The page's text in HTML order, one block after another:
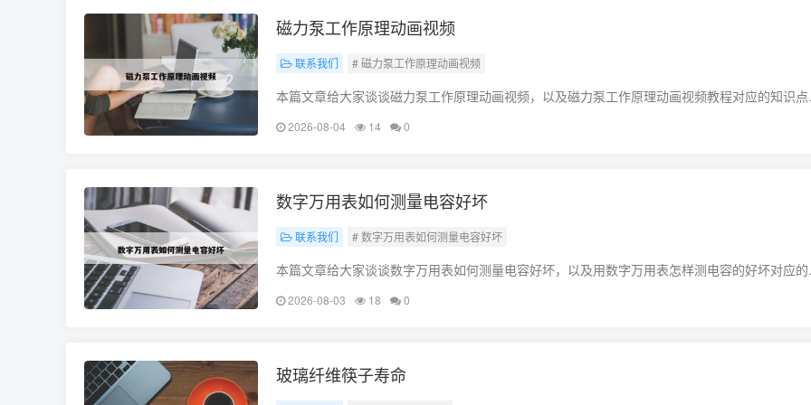
磁力泵工作原理动画视频
联系我们 # 磁力泵工作原理动画视频
本篇文章给大家谈谈磁力泵工作原理动画视频，以及磁力泵工作原理动画视频教程对应的知识
楚了!
2026-08-04 14 0
数字万用表如何测量电容好坏
联系我们 # 数字万用表如何测量电容好坏
本篇文章给大家谈谈数字万用表如何测量电容好坏，以及用数字万用表怎样测电容的好坏对应
好坏
2026-08-03 18 0
玻璃纤维筷子寿命